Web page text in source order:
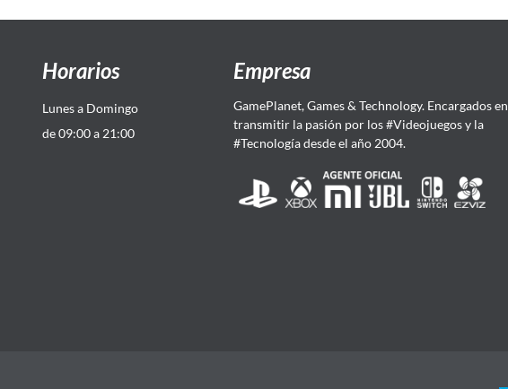
Horarios
Lunes a Domingo
de 09:00 a 21:00
Empresa
GamePlanet, Games & Technology. Encargados en
transmitir la pasión por los #Videojuegos y la
#Tecnología desde el año 2004.